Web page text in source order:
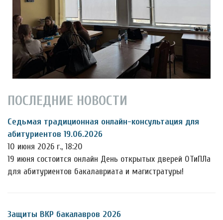
ПОСЛЕДНИЕ НОВОСТИ
Седьмая традиционная онлайн-консультация для
абитуриентов 19.06.2026
10 июня 2026 г., 18:20
19 июня состоится онлайн День открытых дверей ОТиПЛа
для абитуриентов бакалавриата и магистратуры!
Защиты ВКР бакалавров 2026